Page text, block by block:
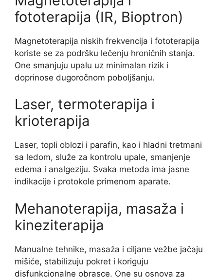
fototerapija (IR, Bioptron)
Magnetoterapija niskih frekvencija i fototerapija
koriste se za podršku lečenju hroničnih stanja.
One smanjuju upalu uz minimalan rizik i
doprinose dugoročnom poboljšanju.
Laser, termoterapija i
krioterapija
Laser, topli oblozi i parafin, kao i hladni tretmani
sa ledom, služe za kontrolu upale, smanjenje
edema i analgeziju. Svaka metoda ima jasne
indikacije i protokole primenom aparate.
Mehanoterapija, masaža i
kineziterapija
Manualne tehnike, masaža i ciljane vežbe jačaju
mišiće, stabilizuju pokret i koriguju
disfunkcionalne obrasce. One su osnova za